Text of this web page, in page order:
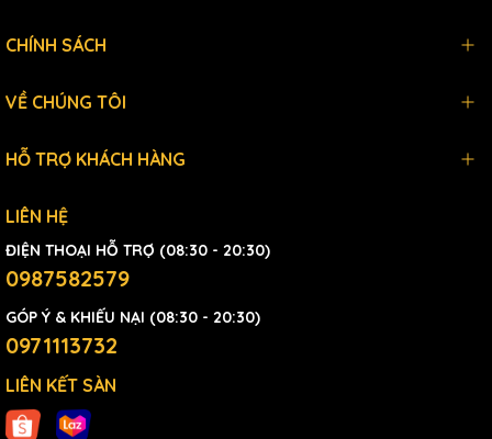
CHÍNH SÁCH
VỀ CHÚNG TÔI
HỖ TRỢ KHÁCH HÀNG
LIÊN HỆ
ĐIỆN THOẠI HỖ TRỢ (08:30 - 20:30)
0987582579
GÓP Ý & KHIẾU NẠI (08:30 - 20:30)
0971113732
LIÊN KẾT SÀN